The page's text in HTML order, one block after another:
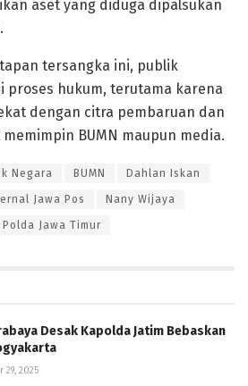
aset yang diduga dipalsukan
tersangka ini, publik
proses hukum, terutama karena
dengan citra pembaruan dan
BUMN maupun media.
Negara BUMN Dahlan Iskan
Jawa Pos Nany Wijaya
Polda Jawa Timur
Desak Kapolda Jatim Bebaskan
29, 2025